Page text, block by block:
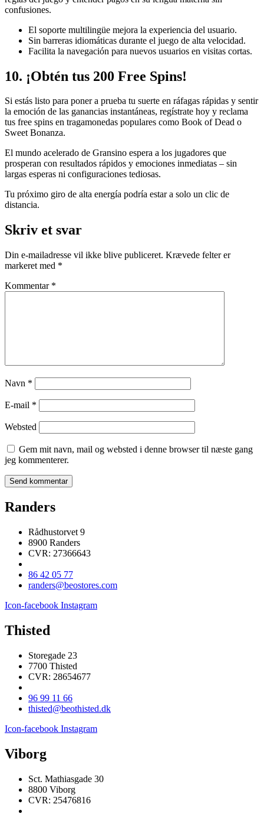
confusiones.
El soporte multilingüe mejora la experiencia del usuario.
Sin barreras idiomáticas durante el juego de alta velocidad.
Facilita la navegación para nuevos usuarios en visitas cortas.
10. ¡Obtén tus 200 Free Spins!
Si estás listo para poner a prueba tu suerte en ráfagas rápidas y sentir
la emoción de las ganancias instantáneas, regístrate hoy y reclama
tus free spins en tragamonedas populares como Book of Dead o
Sweet Bonanza.
El mundo acelerado de Gransino espera a los jugadores que
prosperan con resultados rápidos y emociones inmediatas – sin
largas esperas ni configuraciones tediosas.
Tu próximo giro de alta energía podría estar a solo un clic de
distancia.
Skriv et svar
Din e-mailadresse vil ikke blive publiceret. Krævede felter er
markeret med *
Kommentar *
Navn *
E-mail *
Websted
Gem mit navn, mail og websted i denne browser til næste gang
jeg kommenterer.
Randers
Rådhustorvet 9
8900 Randers
CVR: 27366643
86 42 05 77
randers@beostores.com
Icon-facebook Instagram
Thisted
Storegade 23
7700 Thisted
CVR: 28654677
96 99 11 66
thisted@beothisted.dk
Icon-facebook Instagram
Viborg
Sct. Mathiasgade 30
8800 Viborg
CVR: 25476816